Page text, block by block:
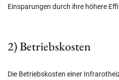
Einsparungen durch ihre höhere
2) Betriebskosten
Die Betriebskosten einer